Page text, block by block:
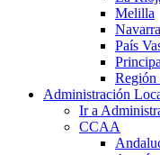
Melilla
Navarra
País
Región
Administración
Ir a
CCAA